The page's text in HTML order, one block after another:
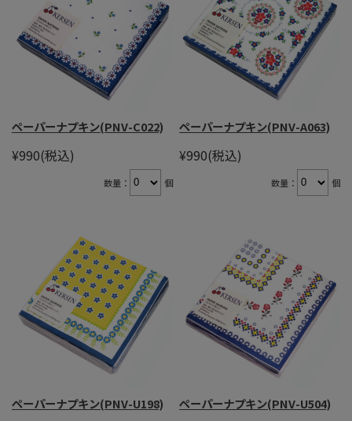
ペーパーナプキン(PNV-C022)
¥990(税込)
数量： 個
ペーパーナプキン(PNV-A063)
¥990(税込)
数量： 個
ペーパーナプキン(PNV-U198) ペーパーナプキン(PNV-U504)